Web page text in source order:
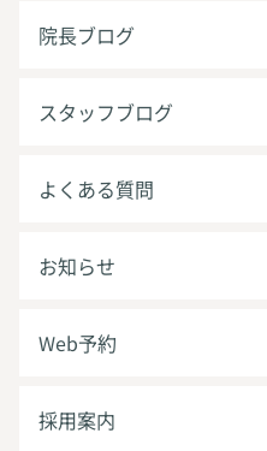
院長ブログ
スタッフブログ
よくある質問
お知らせ
Web予約
採用案内